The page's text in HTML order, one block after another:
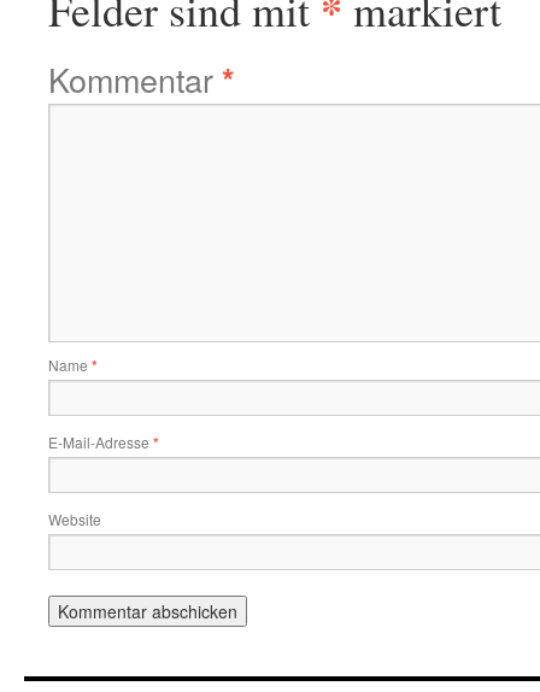
Kommentar*
Name *
E-Mail-Adresse *
Website